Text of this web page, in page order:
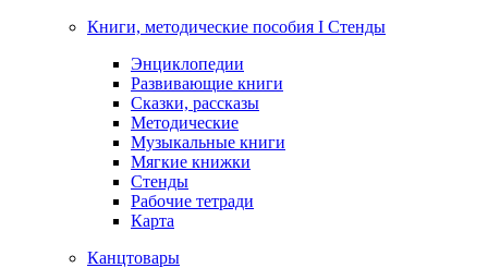
Книги, методические пособия I Стенды
Энциклопедии
Развивающие книги
Сказки, рассказы
Методические
Музыкальные книги
Мягкие книжки
Стенды
Рабочие тетради
Карта
Канцтовары